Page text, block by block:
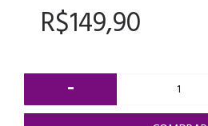
R$149,90
-